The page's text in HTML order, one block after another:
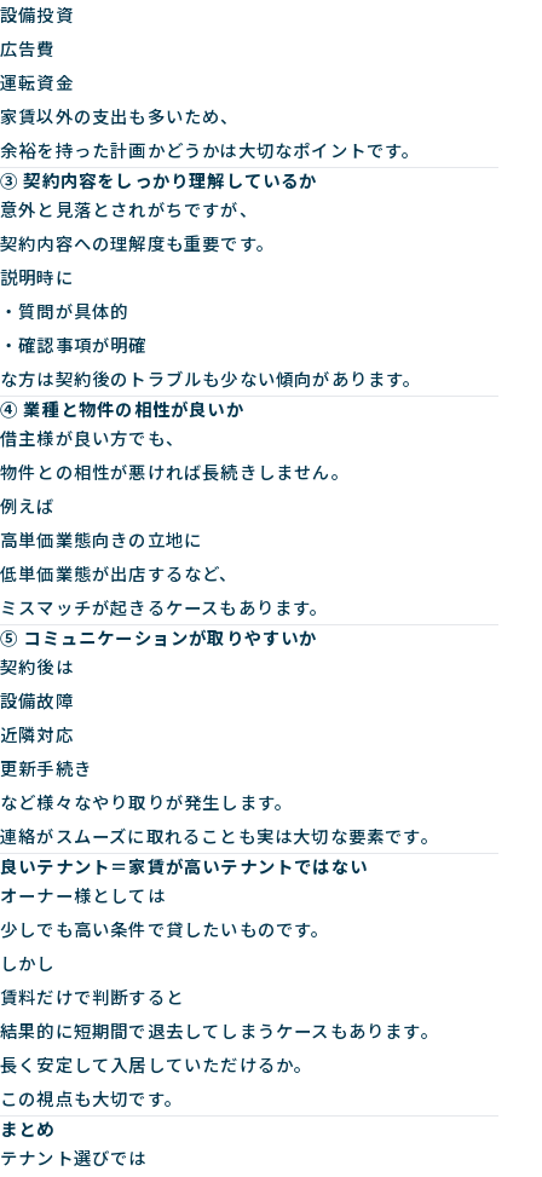
設備投資
広告費
運転資金
家賃以外の支出も多いため、
余裕を持った計画かどうかは大切なポイントです。
③ 契約内容をしっかり理解しているか
意外と見落とされがちですが、
契約内容への理解度も重要です。
説明時に
・質問が具体的
・確認事項が明確
な方は契約後のトラブルも少ない傾向があります。
④ 業種と物件の相性が良いか
借主様が良い方でも、
物件との相性が悪ければ長続きしません。
例えば
高単価業態向きの立地に
低単価業態が出店するなど、
ミスマッチが起きるケースもあります。
⑤ コミュニケーションが取りやすいか
契約後は
設備故障
近隣対応
更新手続き
など様々なやり取りが発生します。
連絡がスムーズに取れることも実は大切な要素です。
良いテナント＝家賃が高いテナントではない
オーナー様としては
少しでも高い条件で貸したいものです。
しかし
賃料だけで判断すると
結果的に短期間で退去してしまうケースもあります。
長く安定して入居していただけるか。
この視点も大切です。
まとめ
テナント選びでは